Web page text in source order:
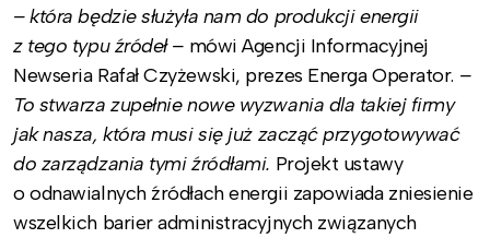
– która będzie służyła nam do produkcji energii
z tego typu źródeł – mówi Agencji Informacyjnej
Newseria Rafał Czyżewski, prezes Energa Operator. –
To stwarza zupełnie nowe wyzwania dla takiej firmy
jak nasza, która musi się już zacząć przygotowywać
do zarządzania tymi źródłami. Projekt ustawy
o odnawialnych źródłach energii zapowiada zniesienie
wszelkich barier administracyjnych związanych